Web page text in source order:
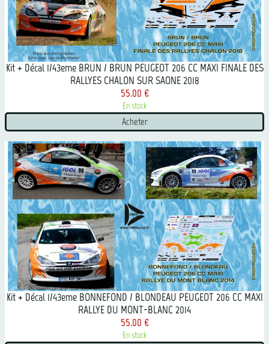
Kit + Décal 1/43eme BRUN / BRUN PEUGEOT 206 CC MAXI FINALE DES
RALLYES CHALON SUR SAONE 2018
55.00 €
En stock
Acheter
Kit + Décal 1/43eme BONNEFOND / BLONDEAU PEUGEOT 206 CC MAXI
RALLYE DU MONT-BLANC 2014
55.00 €
En stock